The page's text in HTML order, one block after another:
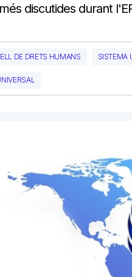
discutides durant
DE DRETS HUMANS SISTEMA